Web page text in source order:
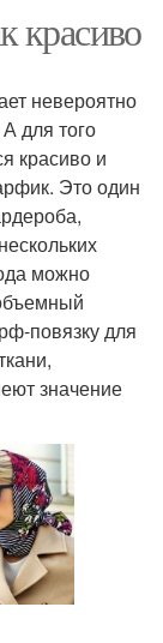
красиво
невероятно
для того
красиво и
Это один
можно
повязку для
значение